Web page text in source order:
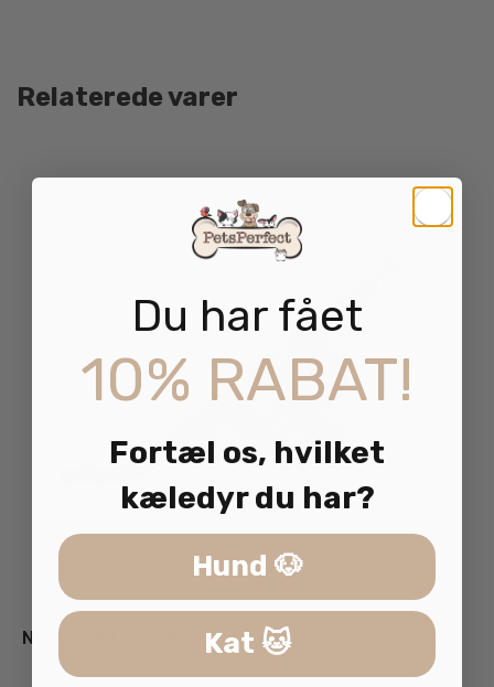
Relaterede varer
Nobby Rød Tørklæde Halsbånd
Du har fået
10% RABAT!
Fortæl os, hvilket
kæledyr du har?
Hund 🐶
Kat 🐱